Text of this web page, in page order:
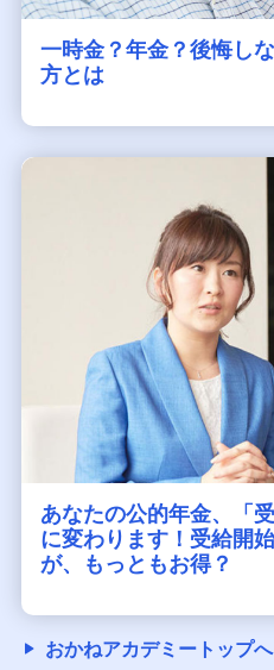
一時金？年金？後悔し
方とは
あなたの公的年金、「
に変わります！受給開
が、もっともお得？
おかねアカデミートップへ